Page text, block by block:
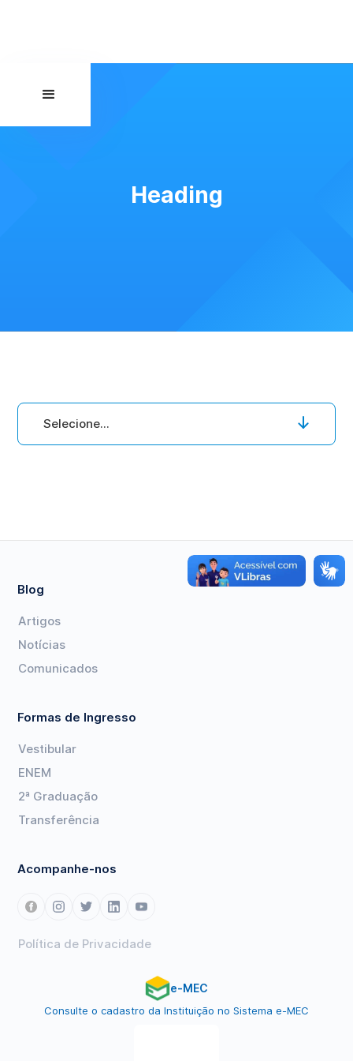
Heading
Selecione...
Blog
Artigos
Notícias
Comunicados
Formas de Ingresso
Vestibular
ENEM
2ª Graduação
Transferência
Acompanhe-nos
Política de Privacidade
e-MEC
Consulte o cadastro da Instituição no Sistema e-MEC